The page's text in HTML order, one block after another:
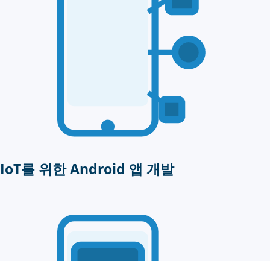
IoT를 위한 Android 앱 개발